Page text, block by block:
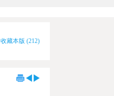
收藏本版 (212)